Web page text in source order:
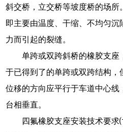
斜交桥，立交桥等坡度桥的场所
即主要由温度、干缩、不均匀
力而引起的裂缝。
单跨或双跨斜桥的橡胶支座
于已得到了的单跨或双跨结构，
位移的方向应平行于车道中心线
台相垂直。
四氟橡胶支座安装技术要